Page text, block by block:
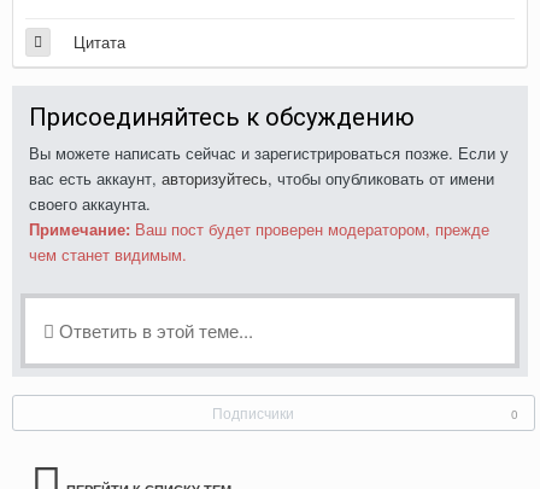
Цитата
Присоединяйтесь к обсуждению
Вы можете написать сейчас и зарегистрироваться позже. Если у
вас есть аккаунт, авторизуйтесь, чтобы опубликовать от имени
своего аккаунта.
Примечание: Ваш пост будет проверен модератором, прежде
чем станет видимым.
Ответить в этой теме...
Подписчики 0